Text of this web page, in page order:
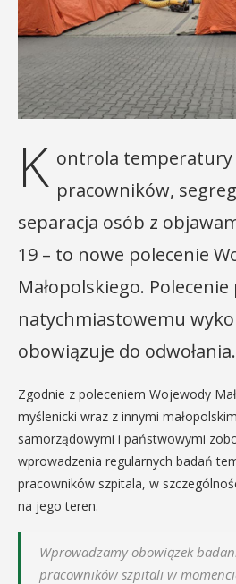
K ontrola temperatury
pracowników,
separacja osób z
19 – to nowe polecenie
Małopolskiego.
natychmiastowemu
obowiązuje do odwołania.
Zgodnie z poleceniem Wojewody
myślenicki wraz z innymi
samorządowymi i państwowymi
wprowadzenia regularnych badań
pracowników szpitala, w
na jego teren.
Wprowadzamy obowiązek
pracowników szpitali w